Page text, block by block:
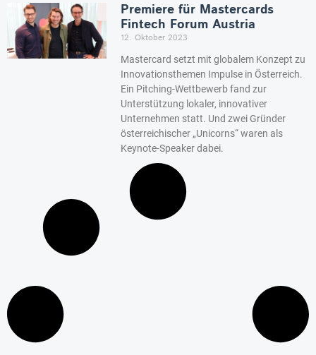
Premiere für Mastercards
Fintech Forum Austria
12. Oktober 2023
Mastercard setzt mit globalem Konzept zu
Innovationsthemen Impulse in Österreich.
Ein Pitching-Wettbewerb fand zur
Unterstützung lokaler, innovativer
Unternehmen statt. Und zwei Gründer
österreichischer „Unicorns“ waren als
Keynote-Speaker dabei.